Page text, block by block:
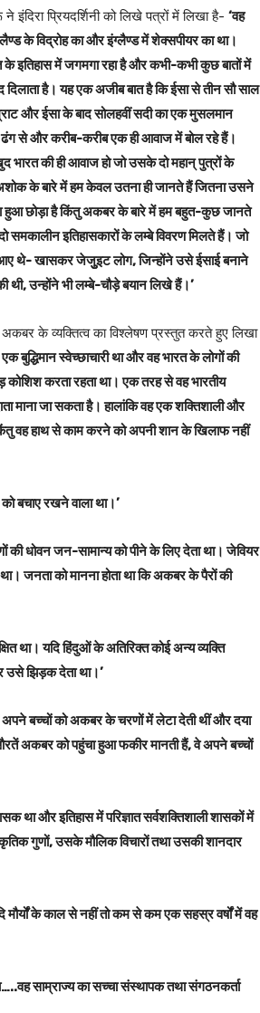
इंदिरा प्रियदर्शिनी को लिखे पत्रों में लिखा है- ‘वह
के विद्रोह का और इंग्लैण्ड में शेक्सपीयर का था।
इतिहास में जगमगा रहा है और कभी-कभी कुछ बातों में
है। यह एक अजीब बात है कि ईसा से तीन सौ साल
और ईसा के बाद सोलहवीं सदी का एक मुसलमान
ढंग से और करीब-करीब एक ही आवाज में बोल रहे हैं।
भारत की ही आवाज हो जो उसके दो महान् पुत्रों के
के बारे में हम केवल उतना ही जानते हैं जितना उसने
हुआ छोड़ा है किंतु अकबर के बारे में हम बहुत-कुछ जानते
समकालीन इतिहासकारों के लम्बे विवरण मिलते हैं। जो
थे- खासकर जेजुुइट लोग, जिन्होंने उसे ईसाई बनाने
थी, उन्होंने भी लम्बे-चौड़े बयान लिखे हैं।’
के व्यक्तित्व का विश्लेषण प्रस्तुत करते हुए लिखा
बुद्धिमान स्वेच्छाचारी था और वह भारत के लोगों की
कोशिश करता रहता था। एक तरह से वह भारतीय
माना जा सकता है। हालांकि वह एक शक्तिशाली और
वह हाथ से काम करने को अपनी शान के खिलाफ नहीं
बचाए रखने वाला था।’
धोवन जन-सामान्य को पीने के लिए देता था। जेवियर
जनता को मानना होता था कि अकबर के पैरों की
था। यदि हिंदुओं के अतिरिक्त कोई अन्य व्यक्ति
उसे झिड़क देता था।’
बच्चों को अकबर के चरणों में लेटा देती थीं और दया
अकबर को पहुंचा हुआ फकीर मानती हैं, वे अपने बच्चों
था और इतिहास में परिज्ञात सर्वशक्तिशाली शासकों में
गुणों, उसके मौलिक विचारों तथा उसकी शानदार
के काल से नहीं तो कम से कम एक सहस्र वर्षों में वह
साम्राज्य का सच्चा संस्थापक तथा संगठनकर्ता